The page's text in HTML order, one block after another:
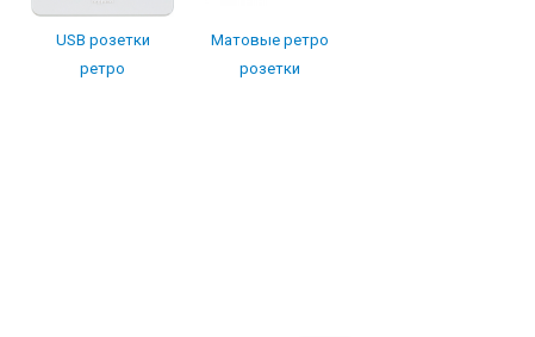
USB розетки
ретро
Матовые ретро
розетки